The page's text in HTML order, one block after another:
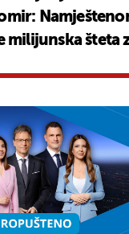
milijunska šteta